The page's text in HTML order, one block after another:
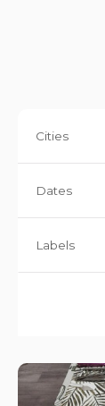
Cities
Dates
Labels